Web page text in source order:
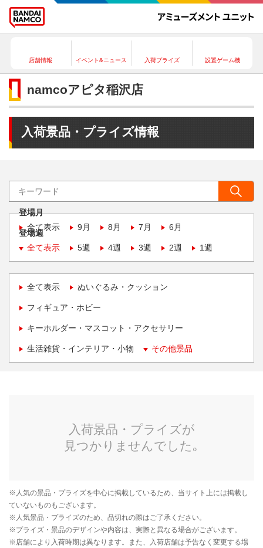
店舗情報 イベント&ニュース 入荷プライズ 設置ゲーム機
namcoアピタ稲沢店
入荷景品・プライズ情報
登場月
全て表示
9月 8月 7月 6月
登場週
全て表示
5週 4週 3週 2週 1週
全て表示 ぬいぐるみ・クッション
フィギュア・ホビー
キーホルダー・マスコット・アクセサリー
生活雑貨・インテリア・小物 その他景品